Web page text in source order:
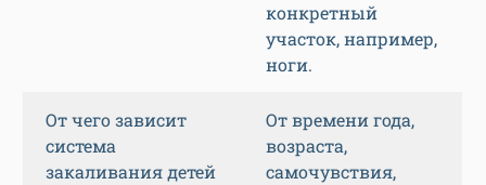
конкретный
участок, например,
ноги.
От чего зависит
система
закаливания детей
От времени года,
возраста,
самочувствия,